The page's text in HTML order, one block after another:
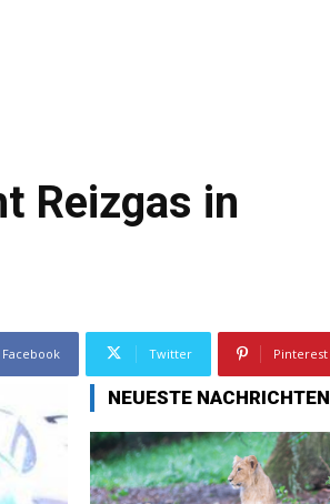
Reizgas in
Facebook Twitter Pinterest
NEUESTE NACHRICHTEN